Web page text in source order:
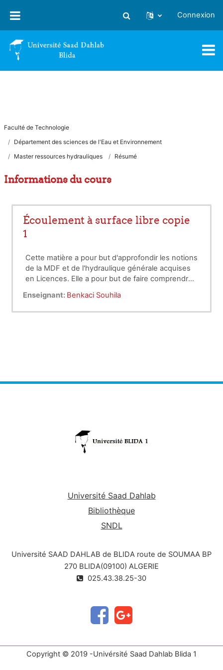
Activer/désactiver la saisie
Connexion
Faculté de Technologie
Département des sciences de l'Eau et Environnement
Master ressources hydrauliques
Résumé
Informations du cours
Écoulement à surface libre copie
1
Cette matière a pour but d'approfondir les notions
de la MDF et de l'hydraulique générale acquises
en Licences. Elle a pour but de faire comprendre
libre, les équations qui les régissent et leurs
solutions.
Enseignant: Benkaci Souhila
Université Saad Dahlab
Bibliothèque
SNDL
Université SAAD DAHLAB de BLIDA route de SOUMAA BP
270 BLIDA(09100) ALGERIE
025.43.38.25-30
Copyright © 2019 -Univérsité Saad Dahlab Blida 1